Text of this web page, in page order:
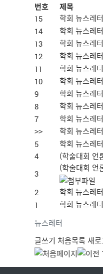
뉴스레터
번호 제목
15
학회 뉴스레
14
학회 뉴스레
13
학회 뉴스레
12
학회 뉴스레
11
학회 뉴스레
10
학회 뉴스레
9
학회 뉴스레
8
학회 뉴스레
7
학회 뉴스레
>>
학회 뉴스레
5
학회 뉴스레
4
(학술대회 언
3
(학술대회 언
2
학회 뉴스레
1
학회 뉴스레
글쓰기 처음목록새